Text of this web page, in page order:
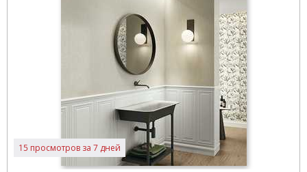
15 просмотров за 7 дней